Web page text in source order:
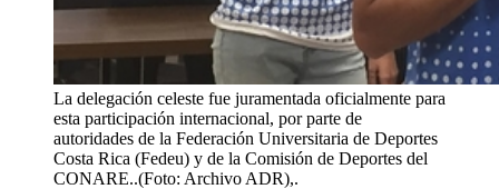
La delegación celeste fue juramentada oficialmente para
esta participación internacional, por parte de
autoridades de la Federación Universitaria de Deportes
Costa Rica (Fedeu) y de la Comisión de Deportes del
CONARE..(Foto: Archivo ADR),.